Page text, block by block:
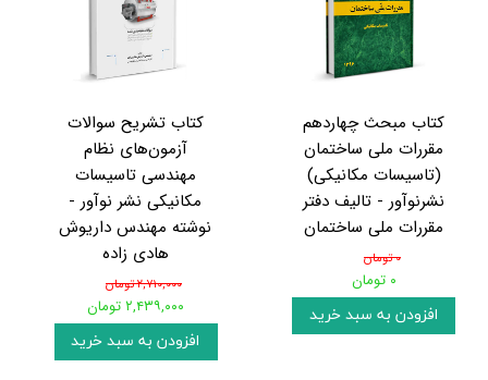
کتاب مبحث چهاردهم
مقررات ملی ساختمان
(تاسیسات مکانیکی)
نشرنوآور - تالیف دفتر
مقررات ملی ساختمان
۰ تومان
۰ تومان
افزودن به سبد خرید
کتاب تشریح سوالات
آزمون‌های نظام
مهندسی تاسیسات
مکانیکی نشر نوآور -
نوشته مهندس داریوش
هادی زاده
۲,۷۱۰,۰۰۰ تومان
۲,۴۳۹,۰۰۰ تومان
افزودن به سبد خرید